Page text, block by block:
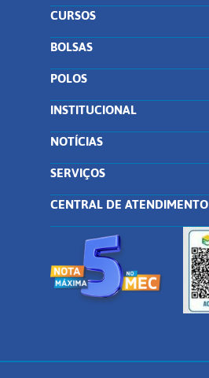
CURSOS
BOLSAS
POLOS
INSTITUCIONAL
NOTÍCIAS
SERVIÇOS
CENTRAL DE ATENDIMENTO